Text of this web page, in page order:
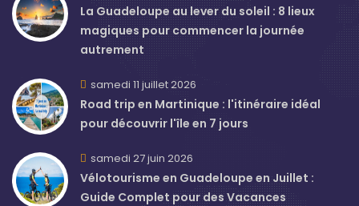
La Guadeloupe au lever du soleil : 8 lieux
magiques pour commencer la journée
autrement
samedi 11 juillet 2026
Road trip en Martinique : l'itinéraire idéal
pour découvrir l'île en 7 jours
samedi 27 juin 2026
Vélotourisme en Guadeloupe en Juillet :
Guide Complet pour des Vacances